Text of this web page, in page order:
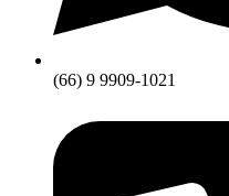
(66) 9 9909-1021